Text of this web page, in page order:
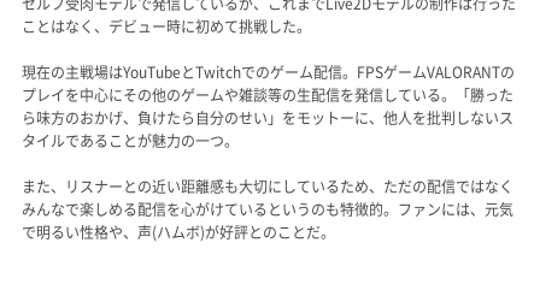
ことはなく、デビュー時に初めて挑戦した。
現在の主戦場はYouTubeとTwitchでのゲーム配信。FPSゲームVALORANTの
プレイを中心にその他のゲームや雑談等の生配信を発信している。「勝った
ら味方のおかげ、負けたら自分のせい」をモットーに、他人を批判しないス
タイルであることが魅力の一つ。
また、リスナーとの近い距離感も大切にしているため、ただの配信ではなく
みんなで楽しめる配信を心がけているというのも特徴的。ファンには、元気
で明るい性格や、声(ハムボ)が好評とのことだ。